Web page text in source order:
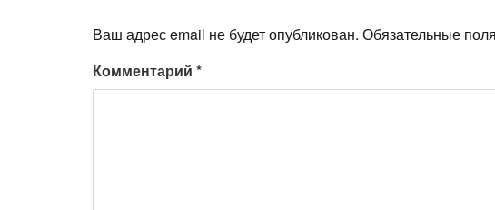
Ваш адрес email не будет опубликован. Обязательные
Комментарий *